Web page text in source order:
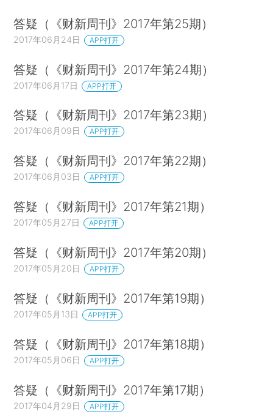
答疑（《财新周刊》2017年第25期）
2017年06月24日 APP打开
答疑（《财新周刊》2017年第24期）
2017年06月17日 APP打开
答疑（《财新周刊》2017年第23期）
2017年06月09日 APP打开
答疑（《财新周刊》2017年第22期）
2017年06月03日 APP打开
答疑（《财新周刊》2017年第21期）
2017年05月27日 APP打开
答疑（《财新周刊》2017年第20期）
2017年05月20日 APP打开
答疑（《财新周刊》2017年第19期）
2017年05月13日 APP打开
答疑（《财新周刊》2017年第18期）
2017年05月06日 APP打开
答疑（《财新周刊》2017年第17期）
2017年04月29日 APP打开